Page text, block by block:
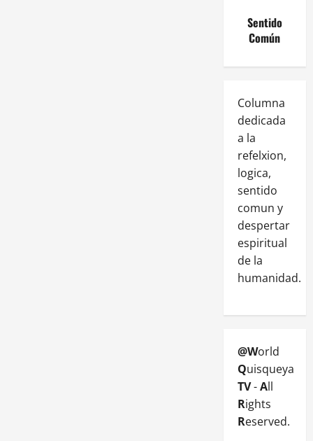
Sentido
Común
Columna
dedicada
a la
refelxion,
logica,
sentido
comun y
despertar
espiritual
de la
humanidad.
@World
Quisqueya
TV-All
Rights
Reserved.